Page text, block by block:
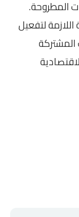
المطروحة.
لتفعيل